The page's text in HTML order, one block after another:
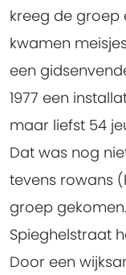
kreeg de groep
kwamen
een
1977 een
maar liefst 54
Dat was nog
tevens rowans
groep
Spieghelstraat
Door een